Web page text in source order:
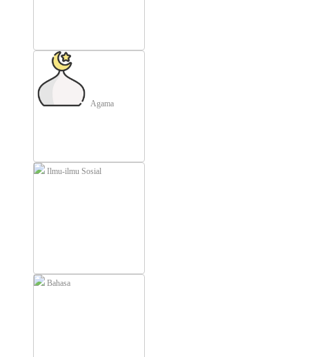
Agama
Ilmu-ilmu Sosial
Bahasa